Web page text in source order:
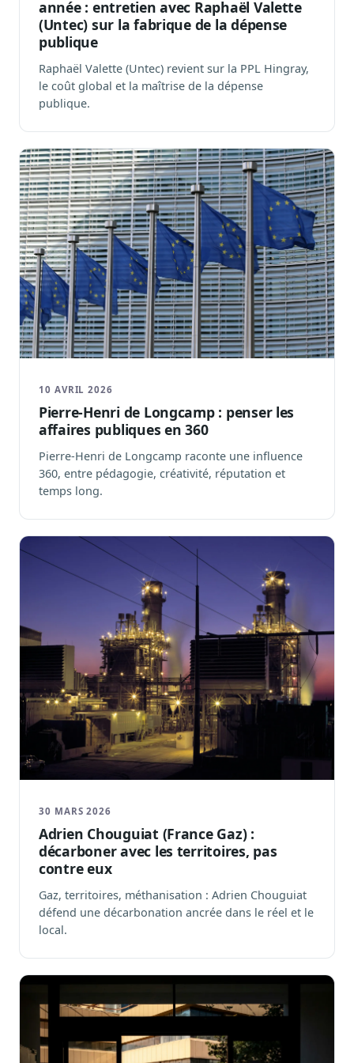
Blog & Podcast Hémicycle
Analyses, méthodes, coulisses
Lexique parlementaire
1027 termes expliqués
Glossaire affaires publiques
Lexique par thème métier
23 flux indexés
Nouveautés produit
Le changelog mensuel
Ils utilisent Legiwatch
Public Sénat, ONG, cabinets
Qui sommes-nous
Méthode, valeurs et équipe
Charte IA
Fiabilité, souveraineté, sobriété
Hébergement européen, RGPD
Presse
Kit média, contacts
année : entretien avec Raphaël Valette
(Untec) sur la fabrique de la dépense
publique
Raphaël Valette (Untec) revient sur la PPL Hingray,
le coût global et la maîtrise de la dépense
publique.
10 AVRIL 2026
Pierre-Henri de Longcamp : penser les
affaires publiques en 360
Pierre-Henri de Longcamp raconte une influence
360, entre pédagogie, créativité, réputation et
temps long.
30 MARS 2026
Adrien Chouguiat (France Gaz) :
décarboner avec les territoires, pas
contre eux
Gaz, territoires, méthanisation : Adrien Chouguiat
défend une décarbonation ancrée dans le réel et le
local.